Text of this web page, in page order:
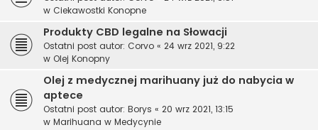
w Ciekawostki Konopne
Produkty CBD legalne na Słowacji
Ostatni post autor: Corvo « 24 wrz 2021, 9:22
w Olej Konopny
Olej z medycznej marihuany już do nabycia w
aptece
Ostatni post autor: Borys « 20 wrz 2021, 13:15
w Marihuana w Medycynie